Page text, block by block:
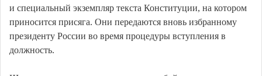
и специальный экземпляр текста Конституции, на котором
приносится присяга. Они передаются вновь избранному
президенту России во время процедуры вступления в
должность.